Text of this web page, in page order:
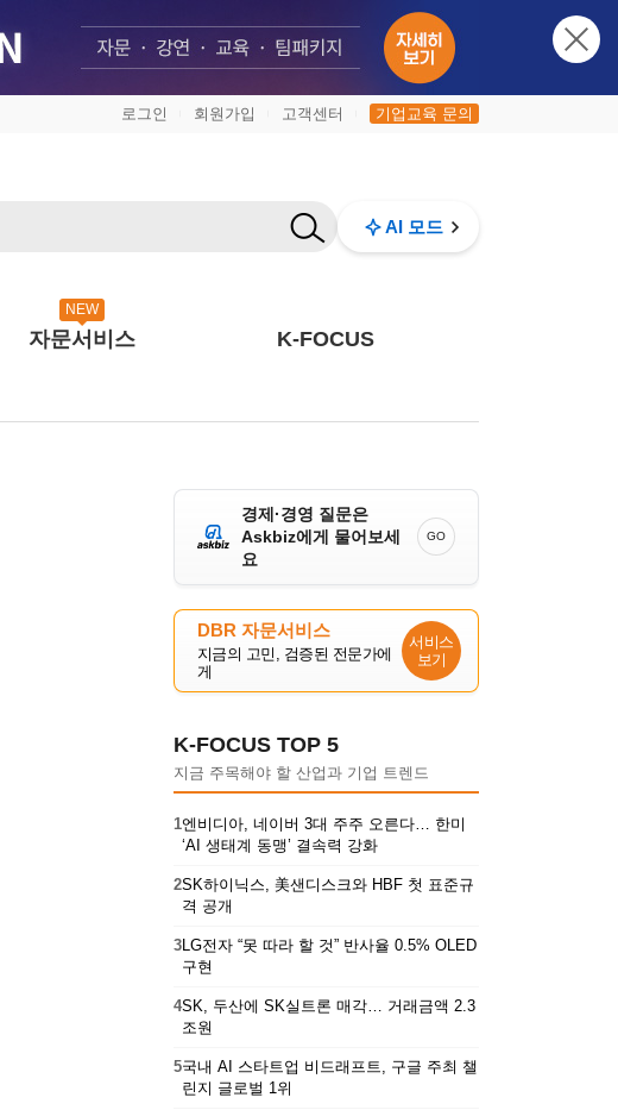
로그인 회원가입 고객센터 기업교육 문의
AI 모드
NEW
자문서비스 K-FOCUS
경제·경영 질문은
Askbiz에게 물어보세
요
GO
DBR 자문서비스
지금의 고민, 검증된 전문가에
게
서비스
보기
K-FOCUS TOP 5
지금 주목해야 할 산업과 기업 트렌드
1엔비디아, 네이버 3대 주주 오른다… 한미
‘AI 생태계 동맹’ 결속력 강화
2SK하이닉스, 美샌디스크와 HBF 첫 표준규
격 공개
3LG전자 “못 따라 할 것” 반사율 0.5% OLED
구현
4SK, 두산에 SK실트론 매각… 거래금액 2.3
조원
5국내 AI 스타트업 비드래프트, 구글 주최 챌
린지 글로벌 1위